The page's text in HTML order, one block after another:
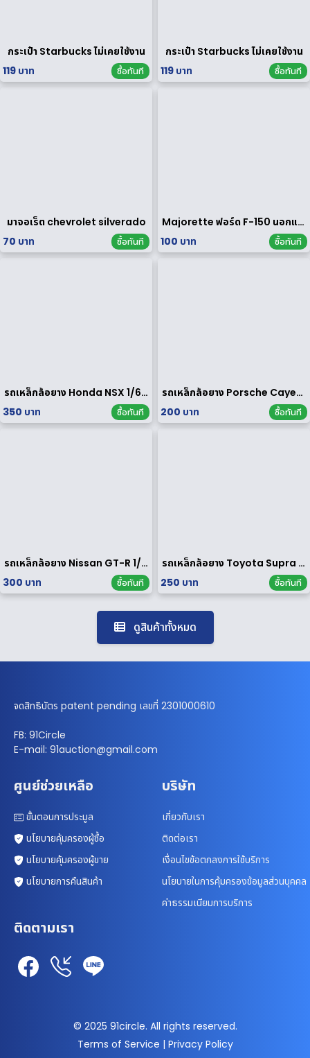
กระเป๋า Starbucks ไม่เคยใช้งาน
119 บาท
ซื้อทันที
กระเป๋า Starbucks ไม่เคยใช้งาน
119 บาท
ซื้อทันที
มาจอเร็ต chevrolet silverado
70 บาท
ซื้อทันที
Majorette ฟอร์ด F-150 นอกแพค
100 บาท
ซื้อทันที
รถเหล็กล้อยาง Honda NSX 1/64 ของ rare
350 บาท
ซื้อทันที
รถเหล็กล้อยาง Porsche Cayenne Turbo 1/64
200 บาท
ซื้อทันที
รถเหล็กล้อยาง Nissan GT-R 1/64
300 บาท
ซื้อทันที
รถเหล็กล้อยาง Toyota Supra 1/64
250 บาท
ซื้อทันที
ดูสินค้าทั้งหมด
จดสิทธิบัตร patent pending เลขที่ 2301000610
FB: 91Circle
E-mail: 91auction@gmail.com
ศูนย์ช่วยเหลือ
ขั้นตอนการประมูล
นโยบายคุ้มครองผู้ซื้อ
นโยบายคุ้มครองผู้ขาย
นโยบายการคืนสินค้า
บริษัท
เกี่ยวกับเรา
ติดต่อเรา
เงื่อนไขข้อตกลงการใช้บริการ
นโยบายในการคุ้มครองข้อมูลส่วนบุคคล
ค่าธรรมเนียมการบริการ
ติดตามเรา
© 2025 91circle. All rights reserved.
Terms of Service | Privacy Policy